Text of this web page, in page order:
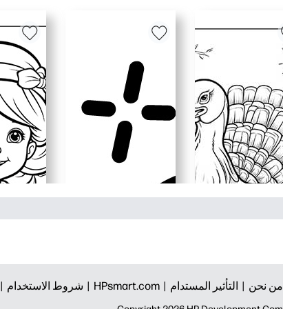
من نحن | التأثير المستدام | HPsmart.com | شروط الاستخدام |